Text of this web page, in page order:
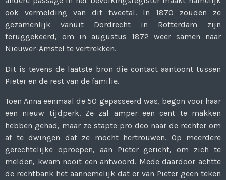
ook vermelding van dit tweetal. In 1870 zouden ze
gezamenlijk vanuit Dordrecht in Rotterdam zijn
teruggekeerd, om in augustus 1872 weer samen naar
Nieuwer-Amstel te vertrekken.
Dit is tevens de laatste bron die contact aantoont tussen
Pieter en de rest van de familie.
Toen Anna eenmaal de 50 gepasseerd was, begon voor haar
een nieuw tijdperk. Ze zal amper een cent te makken
hebben gehad, maar ze stapte pro deo naar de rechter om
af te dwingen dat ze mocht hertrouwen. Op meerdere
gerechtelijke oproepen, aan Pieter gericht, om zich te
melden, kwam nooit een antwoord. Mede daardoor achtte
de rechtbank het aannemelijk dat er van Pieter geen teken